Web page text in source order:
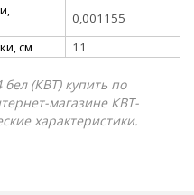
0,001155
см
11
(КВТ) купить по
магазине КВТ-
характеристики.